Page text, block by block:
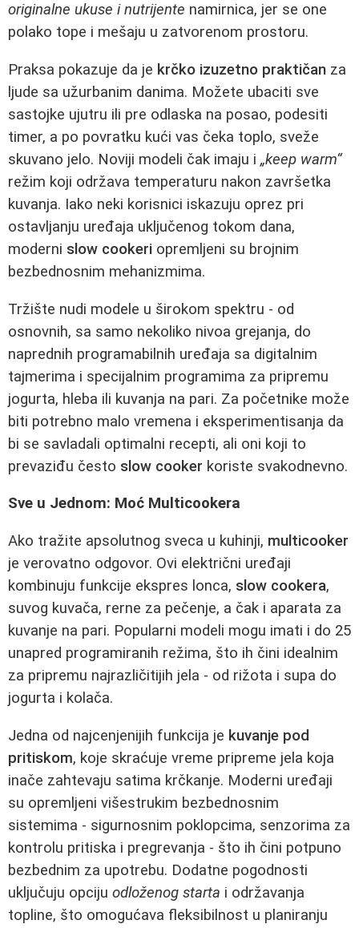
originalne ukuse i nutrijente namirnica, jer se one
polako tope i mešaju u zatvorenom prostoru.
Praksa pokazuje da je krčko izuzetno praktičan za
ljude sa užurbanim danima. Možete ubaciti sve
sastojke ujutru ili pre odlaska na posao, podesiti
timer, a po povratku kući vas čeka toplo, sveže
skuvano jelo. Noviji modeli čak imaju i „keep warm“
režim koji održava temperaturu nakon završetka
kuvanja. Iako neki korisnici iskazuju oprez pri
ostavljanju uređaja uključenog tokom dana,
moderni slow cookeri opremljeni su brojnim
bezbednosnim mehanizmima.
Tržište nudi modele u širokom spektru - od
osnovnih, sa samo nekoliko nivoa grejanja, do
naprednih programabilnih uređaja sa digitalnim
tajmerima i specijalnim programima za pripremu
jogurta, hleba ili kuvanja na pari. Za početnike može
biti potrebno malo vremena i eksperimentisanja da
bi se savladali optimalni recepti, ali oni koji to
prevaziđu često slow cooker koriste svakodnevno.
Sve u Jednom: Moć Multicookera
Ako tražite apsolutnog sveca u kuhinji, multicooker
je verovatno odgovor. Ovi električni uređaji
kombinuju funkcije ekspres lonca, slow cookera,
suvog kuvača, rerne za pečenje, a čak i aparata za
kuvanje na pari. Popularni modeli mogu imati i do 25
unapred programiranih režima, što ih čini idealnim
za pripremu najrazličitijih jela - od rižota i supa do
jogurta i kolača.
Jedna od najcenjenijih funkcija je kuvanje pod
pritiskom, koje skraćuje vreme pripreme jela koja
inače zahtevaju satima krčkanje. Moderni uređaji
su opremljeni višestrukim bezbednosnim
sistemima - sigurnosnim poklopcima, senzorima za
kontrolu pritiska i pregrevanja - što ih čini potpuno
bezbednim za upotrebu. Dodatne pogodnosti
uključuju opciju odloženog starta i održavanja
topline, što omogućava fleksibilnost u planiranju